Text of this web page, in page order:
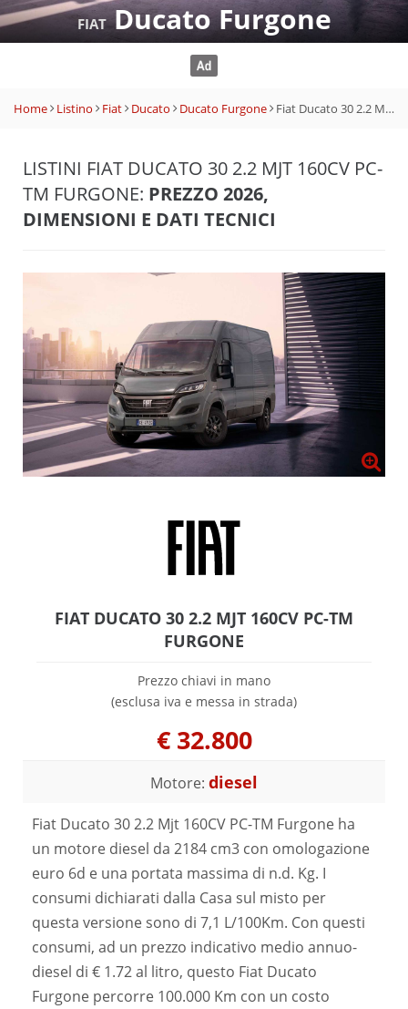
FIATDucato Furgone
Home Listino Fiat Ducato Ducato Furgone Fiat Ducato 30 2.2 Mjt 160CV PC-TM Furgone
LISTINI FIAT DUCATO 30 2.2 MJT 160CV PC-
TM FURGONE: PREZZO 2026,
DIMENSIONI E DATI TECNICI
FIAT DUCATO 30 2.2 MJT 160CV PC-TM
FURGONE
Prezzo chiavi in mano
(esclusa iva e messa in strada)
€ 32.800
Motore: diesel
Fiat Ducato 30 2.2 Mjt 160CV PC-TM Furgone ha
un motore diesel da 2184 cm3 con omologazione
euro 6d e una portata massima di n.d. Kg. I
consumi dichiarati dalla Casa sul misto per
questa versione sono di 7,1 L/100Km. Con questi
consumi, ad un prezzo indicativo medio annuo-
diesel di € 1.72 al litro, questo Fiat Ducato
Furgone percorre 100.000 Km con un costo